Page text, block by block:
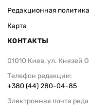
Редакционная политика
Карта
КОНТАКТЫ
01010 Киев, ул. Князей
Телефон редакции:
+380 (44) 280-04-85
Электронная почта